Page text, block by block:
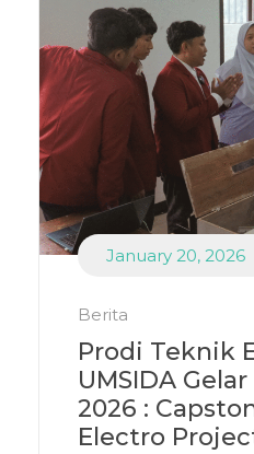
January 20, 2026
Berita
Prodi Teknik
UMSIDA
2026 :
Electro